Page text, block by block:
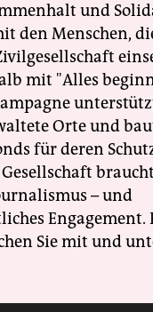
und
den Menschen,
mit "Alles
Orte und
für deren
– und
Engagement.
Sie mit und